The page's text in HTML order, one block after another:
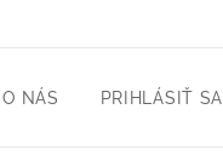
O NÁS PRIHLÁSIŤ SA